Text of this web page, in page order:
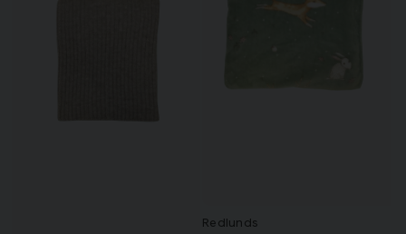
Redlunds